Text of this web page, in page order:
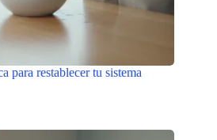
para restablecer tu sistema